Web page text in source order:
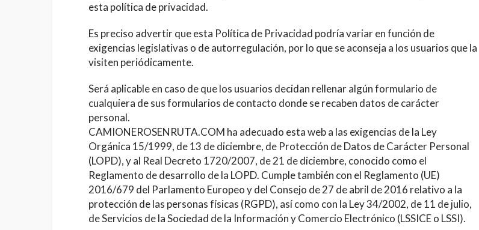
esta política de privacidad.
Es preciso advertir que esta Política de Privacidad podría variar en función de
exigencias legislativas o de autorregulación, por lo que se aconseja a los usuarios que la
visiten periódicamente.
Será aplicable en caso de que los usuarios decidan rellenar algún formulario de
cualquiera de sus formularios de contacto donde se recaben datos de carácter
personal.
CAMIONEROSENRUTA.COM ha adecuado esta web a las exigencias de la Ley
Orgánica 15/1999, de 13 de diciembre, de Protección de Datos de Carácter Personal
(LOPD), y al Real Decreto 1720/2007, de 21 de diciembre, conocido como el
Reglamento de desarrollo de la LOPD. Cumple también con el Reglamento (UE)
2016/679 del Parlamento Europeo y del Consejo de 27 de abril de 2016 relativo a la
protección de las personas físicas (RGPD), así como con la Ley 34/2002, de 11 de julio,
de Servicios de la Sociedad de la Información y Comercio Electrónico (LSSICE o LSSI).